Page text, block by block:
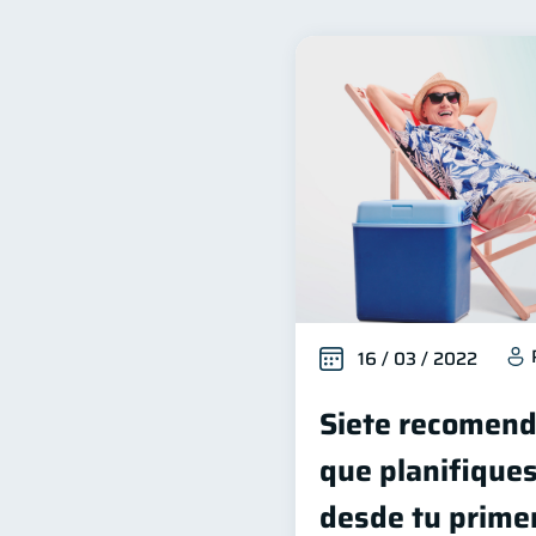
Organización Financiera
Tarjeta de crédito 6
Superintendencia de Bancos
Finanzas Personales
1
Información financiera
1
Gasto responsable 1
16 / 03 / 2022
Siete
que
desde tu